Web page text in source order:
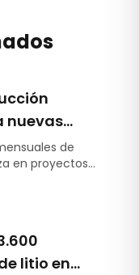
nuevas
y energía
de
en proyectos
energéticas
litio en